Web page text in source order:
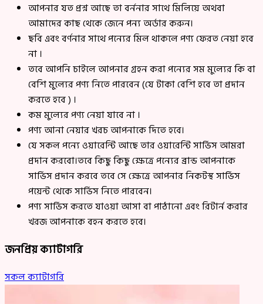
আপনার যত প্রশ্ন আছে তা বর্ননার সাথে মিলিয়ে অথবা
আমাদের কাছ থেকে জেনে পন্য অর্ডার করুন।
ছবি এবং বর্ণনার সাথে পন্যের মিল থাকলে পণ্য ফেরত নেয়া হবে
না ।
তবে আপনি চাইলে আপনার গ্রহন করা পন্যের সম মুল্যের কি বা
বেশি মুল্যের পণ্য নিতে পারবেন (যে টাকা বেশি হবে তা প্রদান
করতে হবে ) ।
কম মুল্যের পণ্য নেয়া যাবে না ।
পণ্য আনা নেয়ার খরচ আপনাকে দিতে হবে।
যে সকল পন্যে ওয়ারেন্টি আছে তার ওয়ারেন্টি সার্ভিস আমরা
প্রদান করবো।তবে কিছু কিছু ক্ষেত্রে পন্যের ব্রান্ড আপনাকে
সার্ভিস প্রদান করবে তবে সে ক্ষেত্রে আপনার নিকটস্থ সার্ভিস
পয়েন্ট থেকে সার্ভিস নিতে পারবেন।
পণ্য সার্ভিস করতে যাওয়া আসা বা পাঠানো এবং রিটার্ন করার
খরজ আপনাকে বহন করতে হবে।
জনপ্রিয় ক্যাটাগরি
সকল ক্যাটাগরি